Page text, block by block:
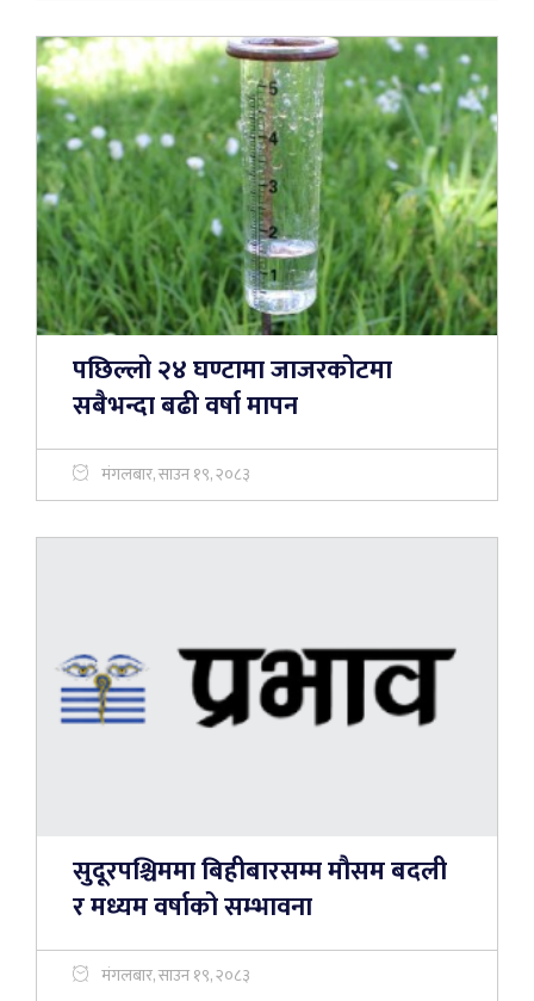
पछिल्लो २४ घण्टामा जाजरकोटमा
सबैभन्दा बढी वर्षा मापन
मंगलबार, साउन १९, २०८३
सुदूरपश्चिममा बिहीबारसम्म मौसम बदली
र मध्यम वर्षाको सम्भावना
मंगलबार, साउन १९, २०८३